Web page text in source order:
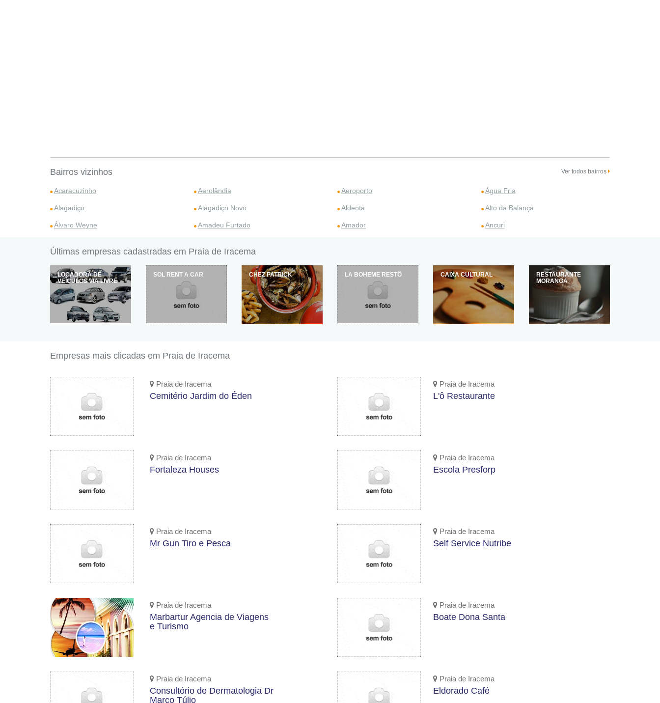
Bairros vizinhos Ver todos bairros
Acaracuzinho Aerolândia Aeroporto Água Fria
Alagadiço Alagadiço Novo Aldeota Alto da Balança
Álvaro Weyne Amadeu Furtado Amador Ancuri
Últimas empresas cadastradas em Praia de Iracema
LOCADORA DE
VEÍCULOS VIA LIVRE
SOL RENT A CAR CHEZ PATRICK LA BOHEME RESTÔ CAIXA CULTURAL
RESTAURANTE
MORANGA
Empresas mais clicadas em Praia de Iracema
Praia de Iracema
Cemitério Jardim do Éden
Praia de Iracema
L'ô Restaurante
Praia de Iracema
Fortaleza Houses
Praia de Iracema
Escola Presforp
Praia de Iracema
Mr Gun Tiro e Pesca
Praia de Iracema
Self Service Nutribe
Praia de Iracema
Marbartur Agencia de Viagens
e Turismo
Praia de Iracema
Boate Dona Santa
Praia de Iracema
Consultório de Dermatologia Dr
Marco Túlio
Praia de Iracema
Eldorado Café